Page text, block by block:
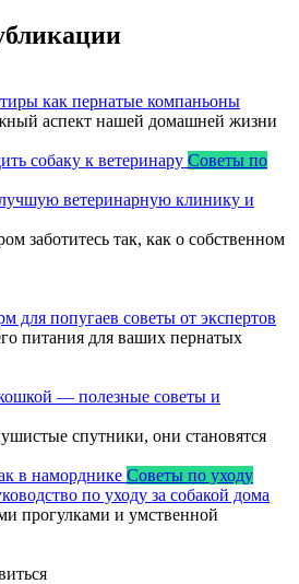
как пернатые компаньоны
аспект нашей домашней жизни
Советы по
лучшую ветеринарную клинику и
заботитесь так, как о собственном
для попугаев советы от экспертов
питания для ваших пернатых
— полезные советы и
спутники, они становятся
Советы по уходу
по уходу за собакой дома
прогулками и умственной